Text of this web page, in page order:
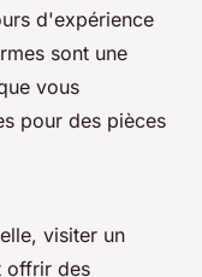
d'expérience
sont une
vous
pour des pièces
visiter un
offrir des